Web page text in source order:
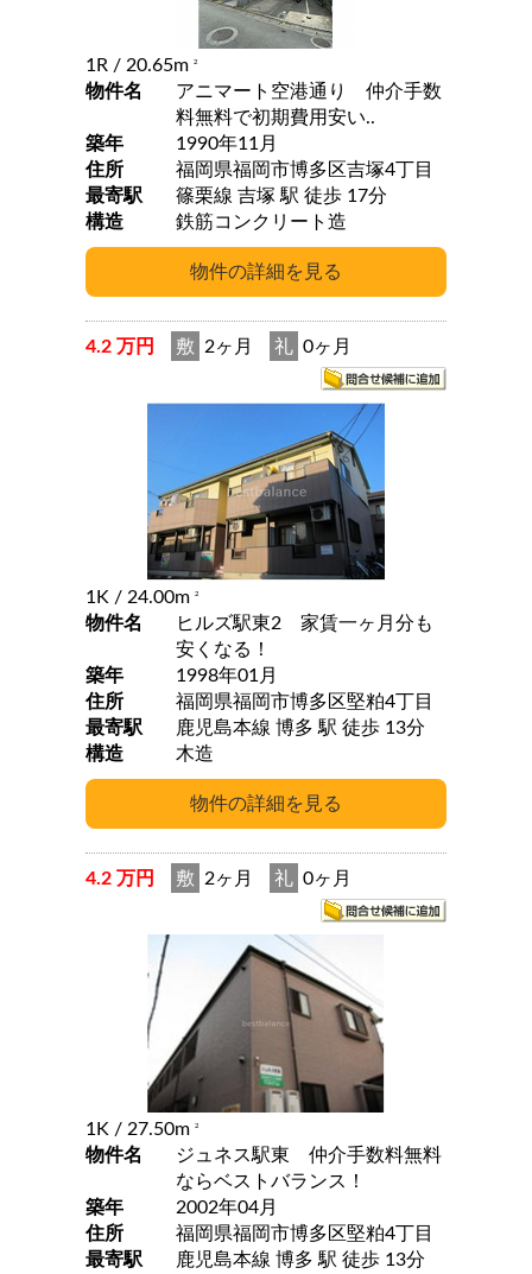
1R / 20.65m 2
物件名
アニマート空港通り 仲介手数
料無料で初期費用安い..
築年
1990年11月
住所
福岡県福岡市博多区吉塚4丁目
最寄駅
篠栗線 吉塚 駅 徒歩 17分
構造
鉄筋コンクリート造
4.2 万円 敷 2ヶ月 礼 0ヶ月
1K / 24.00m 2
物件名
ヒルズ駅東2 家賃一ヶ月分も
安くなる！
築年
1998年01月
住所
福岡県福岡市博多区堅粕4丁目
最寄駅
鹿児島本線 博多 駅 徒歩 13分
構造
木造
4.2 万円 敷 2ヶ月 礼 0ヶ月
1K / 27.50m 2
物件名
ジュネス駅東 仲介手数料無料
ならベストバランス！
築年
2002年04月
住所
福岡県福岡市博多区堅粕4丁目
最寄駅
鹿児島本線 博多 駅 徒歩 13分